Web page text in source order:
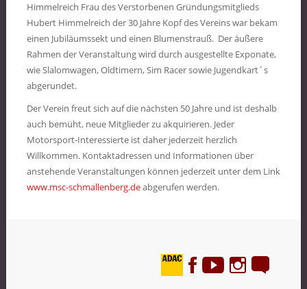
Himmelreich Frau des Verstorbenen Gründungsmitglieds
Hubert Himmelreich der 30 Jahre Kopf des Vereins war bekam
einen Jubiläumssekt und einen Blumenstrauß. Der äußere
Rahmen der Veranstaltung wird durch ausgestellte Exponate,
wie Slalomwagen, Oldtimern, Sim Racer sowie Jugendkart´s
abgerundet.
Der Verein freut sich auf die nächsten 50 Jahre und ist deshalb
auch bemüht, neue Mitglieder zu akquirieren. Jeder
Motorsport-Interessierte ist daher jederzeit herzlich
Willkommen. Kontaktadressen und Informationen über
anstehende Veranstaltungen können jederzeit unter dem Link
www.msc-schmallenberg.deabgerufen werden.